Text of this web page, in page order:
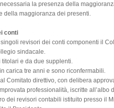
la presenza della
della maggioranza dei presenti.
conti
revisori dei conti componenti il
sindacale.
titolari e da due supplenti.
carica tre anni e sono riconfermabili.
Comitato direttivo, con delibera
professionalità, iscritte
dei revisori contabili istituito presso il